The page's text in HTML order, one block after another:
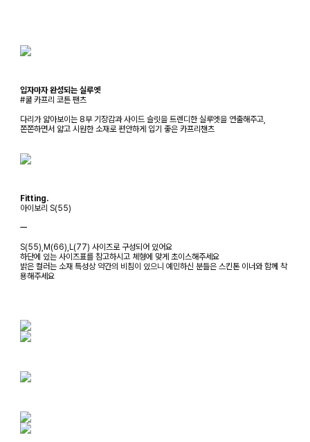
입자마자 완성되는 실루엣
#쿨 카프리 코튼 팬츠
다리가 얇아보이는 8부 기장감과 사이드 슬릿을 트렌디한 실루엣을 연출해주고,
쫀쫀하면서 얇고 시원한 소재로 편안하게 입기 좋은 카프리챈츠
Fitting.
아이보리 S(55)
ㅡ
S(55),M(66),L(77) 사이즈로 구성되어 있어요
하단에 있는 사이즈표를 참고하시고 체형에 맞게 초이스해주세요
밝은 컬러는 소재 특성상 약간의 비침이 있으니 예민하신 분들은 스킨톤 이너와 함께 착
용해주세요